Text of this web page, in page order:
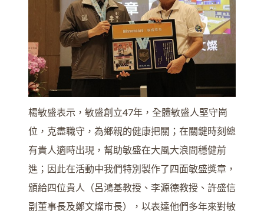
楊敏盛表示，敏盛創立47年，全體敏盛人堅守崗
位，克盡職守，為鄉親的健康把關；在關鍵時刻總
有貴人適時出現，幫助敏盛在大風大浪間穩健前
進；因此在活動中我們特別製作了四面敏盛獎章，
頒給四位貴人（呂鴻基教授、李源德教授、許盛信
副董事長及鄭文燦市長），以表達他們多年來對敏